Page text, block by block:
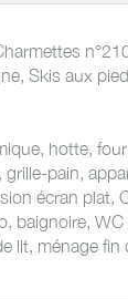
Skis aux
hotte,
grille-pain,
écran plat,
baignoire,
lit, ménage fin